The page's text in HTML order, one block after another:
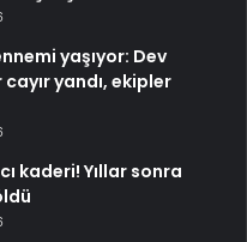
yaşıyor: Dev
yandı, ekipler
kaderi! Yıllar sonra